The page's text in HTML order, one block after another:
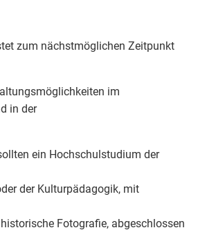
zum nächstmöglichen Zeitpunkt
im
in der
ein Hochschulstudium der
der Kulturpädagogik, mit
Fotografie, abgeschlossen